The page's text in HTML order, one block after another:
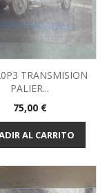
TRANSMISION
PALIER...
Precio
75,00 €
AL CARRITO